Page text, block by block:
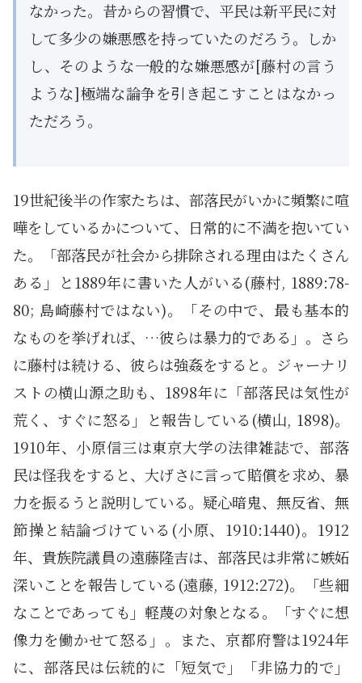
なかった。昔からの習慣で、平民は新平民に対
して多少の嫌悪感を持っていたのだろう。しか
し、そのような一般的な嫌悪感が[藤村の言う
ような]極端な論争を引き起こすことはなかっ
ただろう。
19世紀後半の作家たちは、部落民がいかに頻繁に喧
嘩をしているかについて、日常的に不満を抱いてい
た。「部落民が社会から排除される理由はたくさん
ある」と1889年に書いた人がいる(藤村, 1889:78-
80; 島崎藤村ではない)。「その中で、最も基本的
なものを挙げれば、…彼らは暴力的である」。さら
に藤村は続ける、彼らは強姦をすると。ジャーナリ
ストの横山源之助も、1898年に「部落民は気性が
荒く、すぐに怒る」と報告している(横山, 1898)。
1910年、小原信三は東京大学の法律雑誌で、部落
民は怪我をすると、大げさに言って賠償を求め、暴
力を振るうと説明している。疑心暗鬼、無反省、無
節操と結論づけている(小原、1910:1440)。1912
年、貴族院議員の遠藤隆吉は、部落民は非常に嫉妬
深いことを報告している(遠藤, 1912:272)。「些細
なことであっても」軽蔑の対象となる。「すぐに想
像力を働かせて怒る」。また、京都府警は1924年
に、部落民は伝統的に「短気で」「非協力的で」